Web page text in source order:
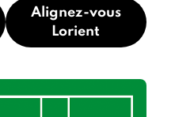
Alignez-vous
Lorient